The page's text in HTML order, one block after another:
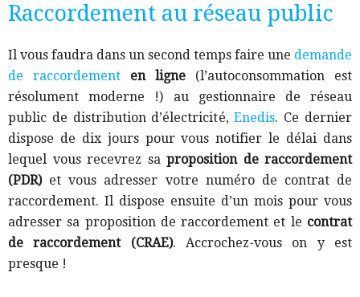
Raccordement au réseau public
Il vous faudra dans un second temps faire une demande
de raccordement en ligne (l’autoconsommation est
résolument moderne !) au gestionnaire de réseau
public de distribution d’électricité,Enedis. Ce dernier
dispose de dix jours pour vous notifier le délai dans
lequel vous recevrez sa proposition de raccordement
(PDR)et vous adresser votre numéro de contrat de
raccordement. Il dispose ensuite d’un mois pour vous
adresser sa proposition de raccordement et le contrat
de raccordement (CRAE). Accrochez-vous on y est
presque !